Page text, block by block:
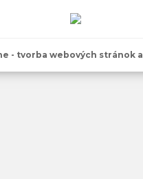
- tvorba webových stránok